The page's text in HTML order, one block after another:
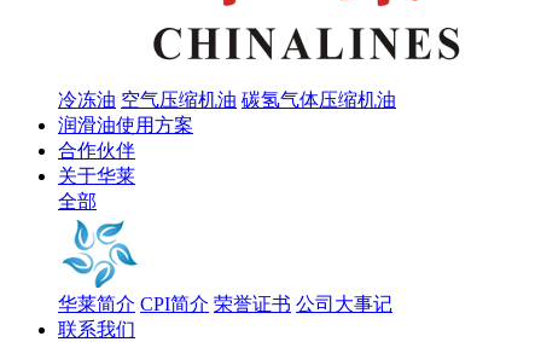
冷冻油 空气压缩机油 碳氢气体压缩机油
润滑油使用方案
合作伙伴
关于华莱
全部
华莱简介 CPI简介 荣誉证书 公司大事记
联系我们